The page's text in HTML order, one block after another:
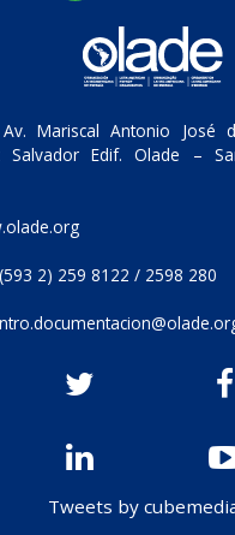
Av. Mariscal Antonio José
Salvador Edif. Olade –
(593 2) 259 8122 / 2598 280
Tweets by